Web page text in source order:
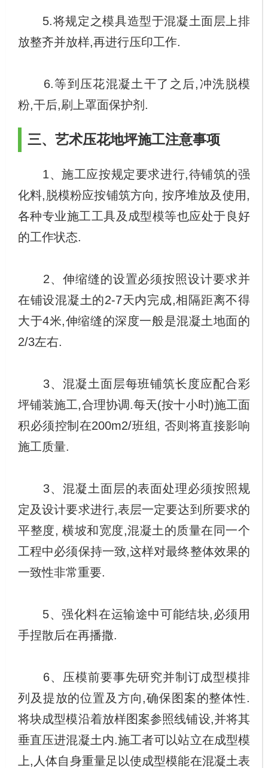
5.将规定之模具造型于混凝土面层上排
放整齐并放样,再进行压印工作.
6.等到压花混凝土干了之后,冲洗脱模
粉,干后,刷上罩面保护剂.
三、艺术压花地坪施工注意事项
1、施工应按规定要求进行,待铺筑的强
化料,脱模粉应按铺筑方向, 按序堆放及使用,
各种专业施工工具及成型模等也应处于良好
的工作状态.
2、伸缩缝的设置必须按照设计要求并
在铺设混凝土的2-7天内完成,相隔距离不得
大于4米,伸缩缝的深度一般是混凝土地面的
2/3左右.
3、混凝土面层每班铺筑长度应配合彩
坪铺装施工,合理协调.每天(按十小时)施工面
积必须控制在200m2/班组, 否则将直接影响
施工质量.
3、混凝土面层的表面处理必须按照规
定及设计要求进行,表层一定要达到所要求的
平整度, 横坡和宽度,混凝土的质量在同一个
工程中必须保持一致,这样对最终整体效果的
一致性非常重要.
5、强化料在运输途中可能结块,必须用
手捏散后在再播撒.
6、压模前要事先研究并制订成型模排
列及提放的位置及方向,确保图案的整体性.
将块成型模沿着放样图案参照线铺设,并将其
垂直压进混凝土内.施工者可以站立在成型模
上,人体自身重量足以使成型模能在混凝土表